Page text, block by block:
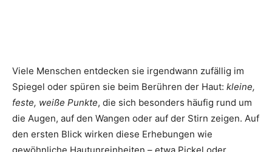
Viele Menschen entdecken sie irgendwann zufällig im
Spiegel oder spüren sie beim Berühren der Haut: kleine,
feste, weiße Punkte, die sich besonders häufig rund um
die Augen, auf den Wangen oder auf der Stirn zeigen. Auf
den ersten Blick wirken diese Erhebungen wie